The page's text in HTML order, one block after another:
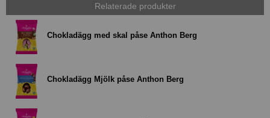
Relaterade produkter
Chokladägg med skal påse Anthon Berg
Chokladägg Mjölk påse Anthon Berg